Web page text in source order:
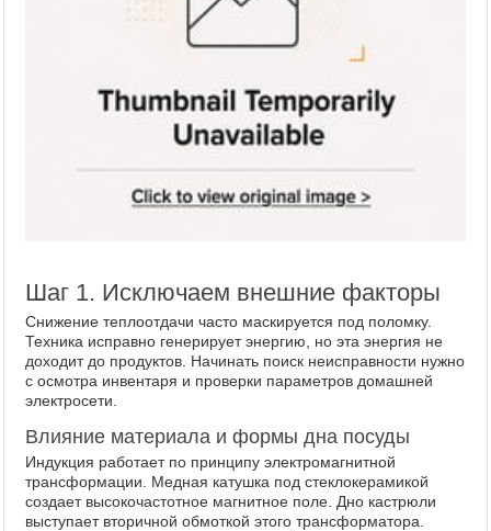
Шаг 1. Исключаем внешние факторы
Снижение теплоотдачи часто маскируется под поломку.
Техника исправно генерирует энергию, но эта энергия не
доходит до продуктов. Начинать поиск неисправности нужно
с осмотра инвентаря и проверки параметров домашней
электросети.
Влияние материала и формы дна посуды
Индукция работает по принципу электромагнитной
трансформации. Медная катушка под стеклокерамикой
создает высокочастотное магнитное поле. Дно кастрюли
выступает вторичной обмоткой этого трансформатора.